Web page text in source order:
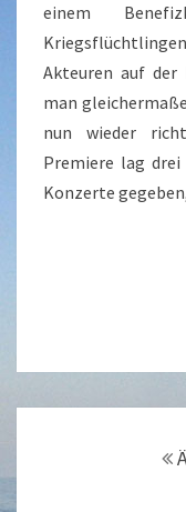
einem
Akteuren auf der
man
nun wieder
Premiere lag
Konzerte